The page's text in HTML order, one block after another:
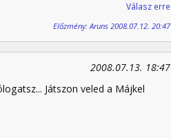
Válasz erre
Előzmény: Aruns 2008.07.12. 20:47
2008.07.13. 18:47
Játszon veled a Májkel